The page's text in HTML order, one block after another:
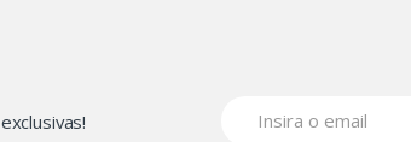
exclusivas!